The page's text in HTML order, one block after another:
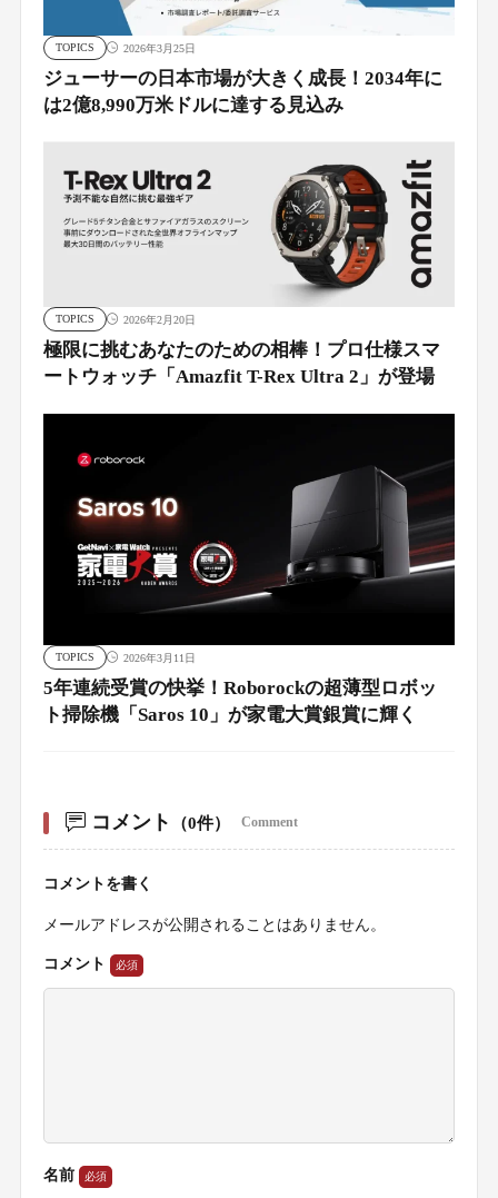
TOPICS 2026年3月25日
ジューサーの日本市場が大きく成長！2034年に
は2億8,990万米ドルに達する見込み
TOPICS 2026年2月20日
極限に挑むあなたのための相棒！プロ仕様スマ
ートウォッチ「Amazfit T-Rex Ultra 2」が登場
TOPICS 2026年3月11日
5年連続受賞の快挙！Roborockの超薄型ロボッ
ト掃除機「Saros 10」が家電大賞銀賞に輝く
コメント （0件） Comment
コメントを書く
メールアドレスが公開されることはありません。
コメント
名前